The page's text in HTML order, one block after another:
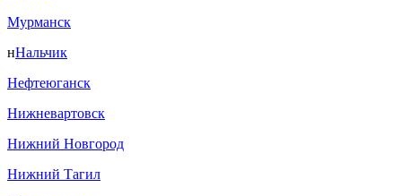
Мурманск
нНальчик
Нефтеюганск
Нижневартовск
Нижний Новгород
Нижний Тагил